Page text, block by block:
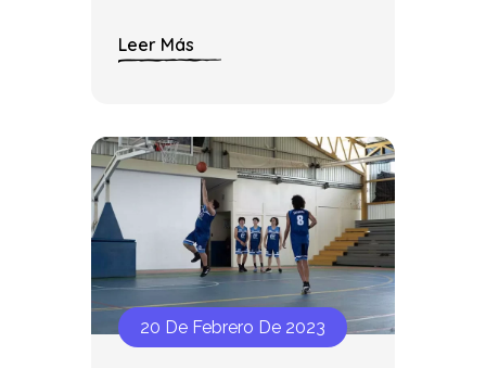
Leer Más
20 De Febrero De 2023